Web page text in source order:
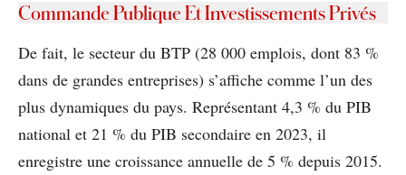
Commande Publique Et Investissements Privés
De fait, le secteur du BTP (28 000 emplois, dont 83 %
dans de grandes entreprises) s’affiche comme l’un des
plus dynamiques du pays. Représentant 4,3 % du PIB
national et 21 % du PIB secondaire en 2023, il
enregistre une croissance annuelle de 5 % depuis 2015.